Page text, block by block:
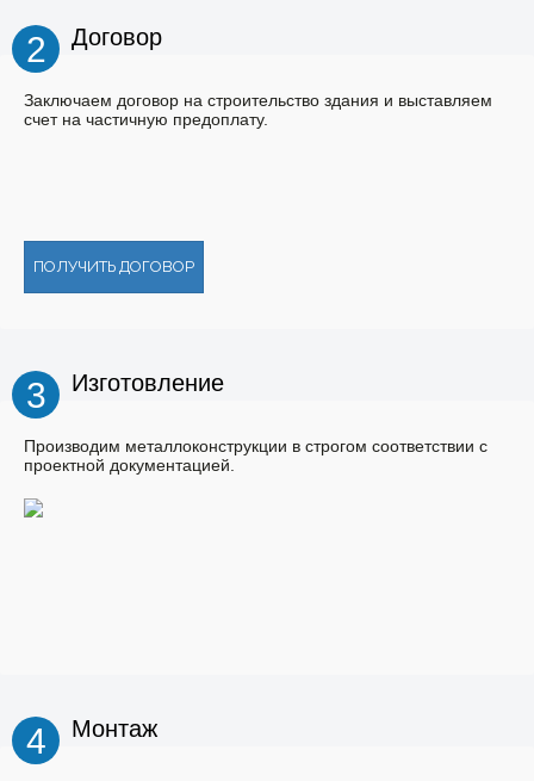
2 Договор
Заключаем договор на строительство здания и выставляем
счет на частичную предоплату.
ПОЛУЧИТЬ ДОГОВОР
3 Изготовление
Производим металлоконструкции в строгом соответствии с
проектной документацией.
4 Монтаж